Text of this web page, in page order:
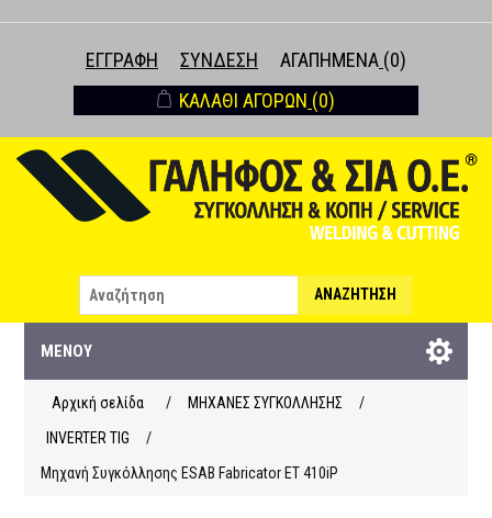
ΕΓΓΡΑΦΉ ΣΎΝΔΕΣΗ ΑΓΑΠΗΜΈΝΑ (0)
ΚΑΛΆΘΙ ΑΓΟΡΏΝ (0)
ΑΝΑΖΉΤΗΣΗ
ΜΕΝΟΎ
Αρχική σελίδα / ΜΗΧΑΝΕΣ ΣΥΓΚΟΛΛΗΣΗΣ
/
INVERTER TIG
/
Μηχανή Συγκόλλησης ESAB Fabricator ET 410iP